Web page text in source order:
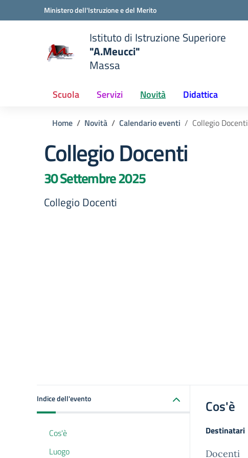
Vai ai contenuti
Vai al menu di navigazioneMinistero dell'Istruzione e del Merito
scuola
Istituto di Istruzione Superiore
"A.Meucci"
Massa
Scuola Servizi Novità Didattica
Home Novità Calendario eventi Collegio Docenti
Collegio Docenti
30 Settembre 2025
Collegio Docenti
Indice dell'evento
Cos'è
Luogo
Cos'è
Destinatari
Docenti